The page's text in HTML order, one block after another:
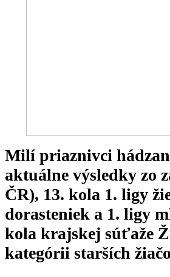
Milí priaznivci
aktuálne výsledky zo
ČR), 13. kola 1. ligy
dorasteniek a 1. ligy
kola krajskej súťaže
kategórii starších